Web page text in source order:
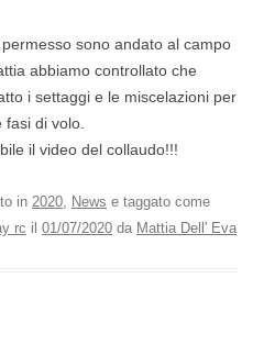
sono andato al campo
abbiamo controllato che
i settaggi e le miscelazioni per
fasi di volo.
il video del collaudo!!!
in 2020 News e taggato come
rc il 01/07/2020 da Mattia Dell' Eva